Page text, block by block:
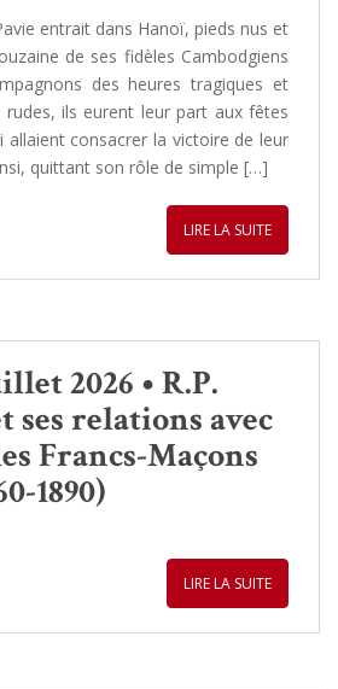
entrait dans Hanoï, pieds nus et
de ses fidèles Cambodgiens
des heures tragiques et
rudes, ils eurent leur part aux fêtes
allaient consacrer la victoire de leur
son rôle de simple […]
LIRE LA SUITE
2026 • R.P.
ses relations avec
Francs-Maçons
1890)
LIRE LA SUITE